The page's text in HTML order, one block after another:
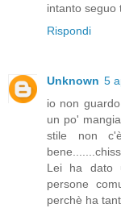
intanto seguo
Rispondi
Unknown 5
io non
un po'
stile non
Lei ha dato
persone
perchè ha